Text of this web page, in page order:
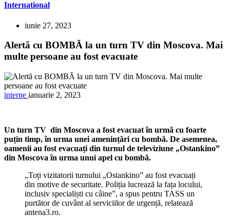
International
iunie 27, 2023
Alertă cu BOMBĂ la un turn TV din Moscova. Mai
multe persoane au fost evacuate
interne ianuarie 2, 2023
Un turn TV din Moscova a fost evacuat în urmă cu foarte
puțin timp, în urma unei amenințări cu bombă. De asemenea,
oamenii au fost evacuați din turnul de televiziune „Ostankino”
din Moscova în urma unui apel cu bombă.
„Toți vizitatorii turnului „Ostankino” au fost evacuați
din motive de securitate. Poliția lucrează la fața locului,
inclusiv specialiști cu câine”, a spus pentru TASS un
purtător de cuvânt al serviciilor de urgență, relatează
antena3.ro.